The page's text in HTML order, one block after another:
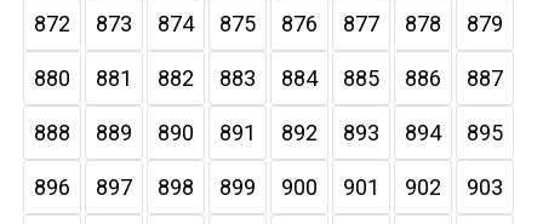
872 873 874 875 876 877 878 879
880 881 882 883 884 885 886 887
888 889 890 891 892 893 894 895
896 897 898 899 900 901 902 903